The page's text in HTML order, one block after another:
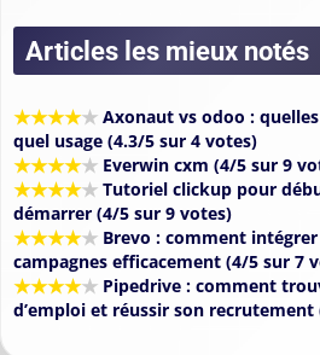
Articles les mieux notés
★★★★★ Axonaut vs odoo :
quel usage (4.3/5 sur 4 votes)
★★★★★ Everwin cxm (4/5 sur 9
★★★★★ Tutoriel clickup pour
démarrer (4/5 sur 9 votes)
★★★★★ Brevo : comment
campagnes efficacement (4/5 sur 7
★★★★★ Pipedrive : comment
d’emploi et réussir son recrutement